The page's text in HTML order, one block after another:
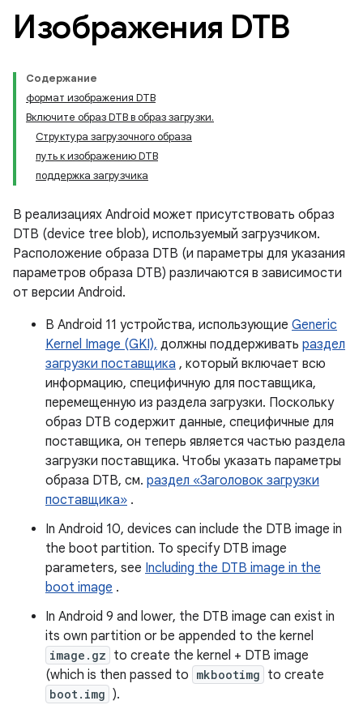
Изображения DTB
Содержание
формат изображения DTB
Включите образ DTB в образ загрузки.
Структура загрузочного образа
путь к изображению DTB
поддержка загрузчика
В реализациях Android может присутствовать образ
DTB (device tree blob), используемый загрузчиком.
Расположение образа DTB (и параметры для указания
параметров образа DTB) различаются в зависимости
от версии Android.
В Android 11 устройства, использующие Generic
Kernel Image (GKI), должны поддерживать раздел
загрузки поставщика , который включает всю
информацию, специфичную для поставщика,
перемещенную из раздела загрузки. Поскольку
образ DTB содержит данные, специфичные для
поставщика, он теперь является частью раздела
загрузки поставщика. Чтобы указать параметры
образа DTB, см. раздел «Заголовок загрузки
поставщика» .
In Android 10, devices can include the DTB image in
the boot partition. To specify DTB image
parameters, see Including the DTB image in the
boot image .
In Android 9 and lower, the DTB image can exist in
its own partition or be appended to the kernel
image.gz to create the kernel + DTB image
(which is then passed to mkbootimg to create
boot.img ).